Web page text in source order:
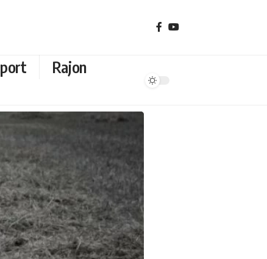
Rajon